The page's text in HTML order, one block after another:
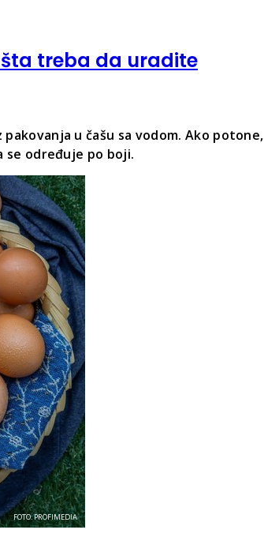
šta treba da uradite
u čašu sa vodom. Ako potone,
se određuje po boji.
FOTO: PROFIMEDIA